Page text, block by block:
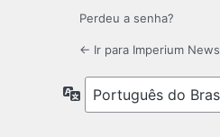
Perdeu a senha?
← Ir para Imperium News
Idioma